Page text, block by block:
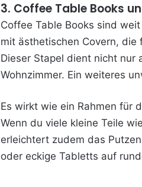
3. Coffee Table Books
Coffee Table Books sind
mit ästhetischen Covern,
Dieser Stapel dient nicht nur
Wohnzimmer. Ein weiteres
Es wirkt wie ein Rahmen für
Wenn du viele kleine Teile
erleichtert zudem das
oder eckige Tabletts auf